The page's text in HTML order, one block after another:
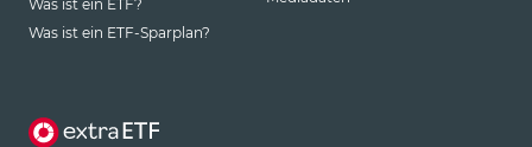
Was ist ein ETF?
Was ist ein ETF-Sparplan?